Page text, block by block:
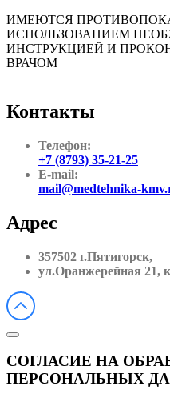
ИМЕЮТСЯ
ИСПОЛЬЗОВАНИЕМ
ИНСТРУКЦИЕЙ И
ВРАЧОМ
Контакты
Телефон:
+7 (8793) 35-21-25
E-mail:
mail@medtehnika-
Адрес
357502 г.Пятигорск,
ул.Оранжерейная 21,
СОГЛАСИЕ НА
ПЕРСОНАЛЬНЫХ